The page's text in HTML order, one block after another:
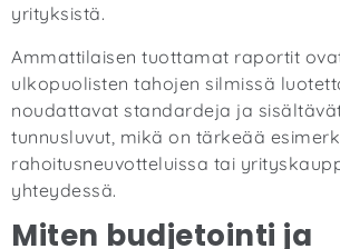
yrityksistä.
Ammattilaisen tuottamat raportit
ulkopuolisten tahojen silmissä
noudattavat standardeja ja
tunnusluvut, mikä on tärkeää
rahoitusneuvotteluissa tai
yhteydessä.
Miten budjetointi ja